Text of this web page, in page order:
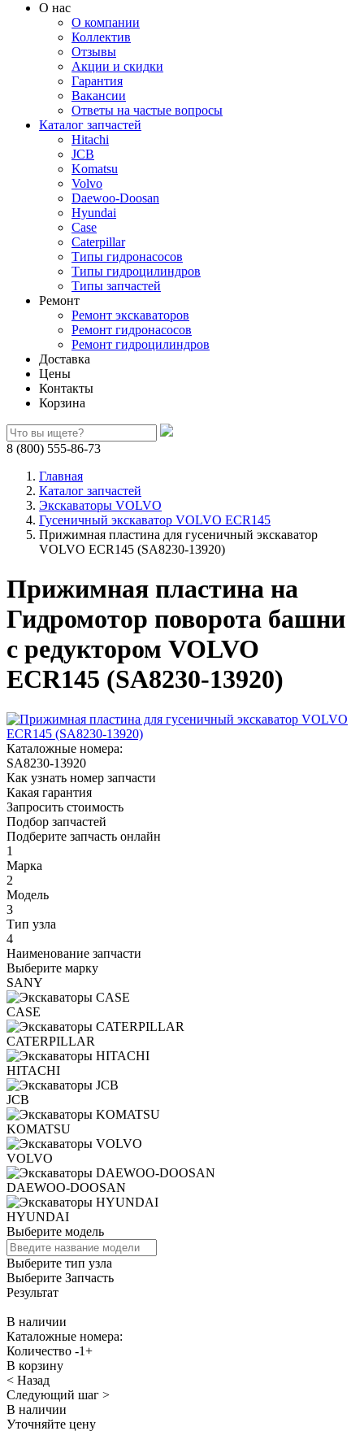
О нас
О компании
Коллектив
Отзывы
Акции и скидки
Гарантия
Вакансии
Ответы на частые вопросы
Каталог запчастей
Hitachi
JCB
Komatsu
Volvo
Daewoo-Doosan
Hyundai
Case
Caterpillar
Типы гидронасосов
Типы гидроцилиндров
Типы запчастей
Ремонт
Ремонт экскаваторов
Ремонт гидронасосов
Ремонт гидроцилиндров
Доставка
Цены
Контакты
Корзина
8 (800) 555-86-73
Главная
Каталог запчастей
Экскаваторы VOLVO
Гусеничный экскаватор VOLVO ECR145
Прижимная пластина для гусеничный экскаватор
VOLVO ECR145 (SA8230-13920)
Прижимная пластина на
Гидромотор поворота башни
с редуктором VOLVO
ECR145 (SA8230-13920)
Каталожные номера:
SA8230-13920
Как узнать номер запчасти
Какая гарантия
Запросить стоимость
Подбор запчастей
Подберите запчасть онлайн
1
Марка
2
Модель
3
Тип узла
4
Наименование запчасти
Выберите марку
SANY
CASE
CATERPILLAR
HITACHI
JCB
KOMATSU
VOLVO
DAEWOO-DOOSAN
HYUNDAI
Выберите модель
Выберите тип узла
Выберите Запчасть
Результат
В наличии
Каталожные номера:
Количество -1+
В корзину
< Назад
Следующий шаг >
В наличии
Уточняйте цену